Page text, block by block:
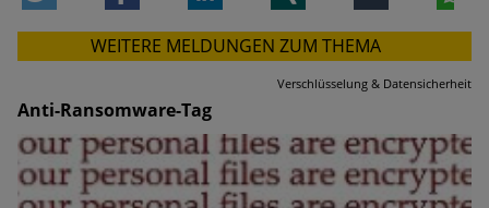
WEITERE MELDUNGEN ZUM THEMA
Verschlüsselung & Datensicherheit
Anti-Ransomware-Tag